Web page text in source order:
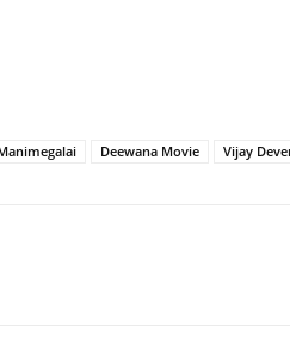
Deewana Movie Vijay